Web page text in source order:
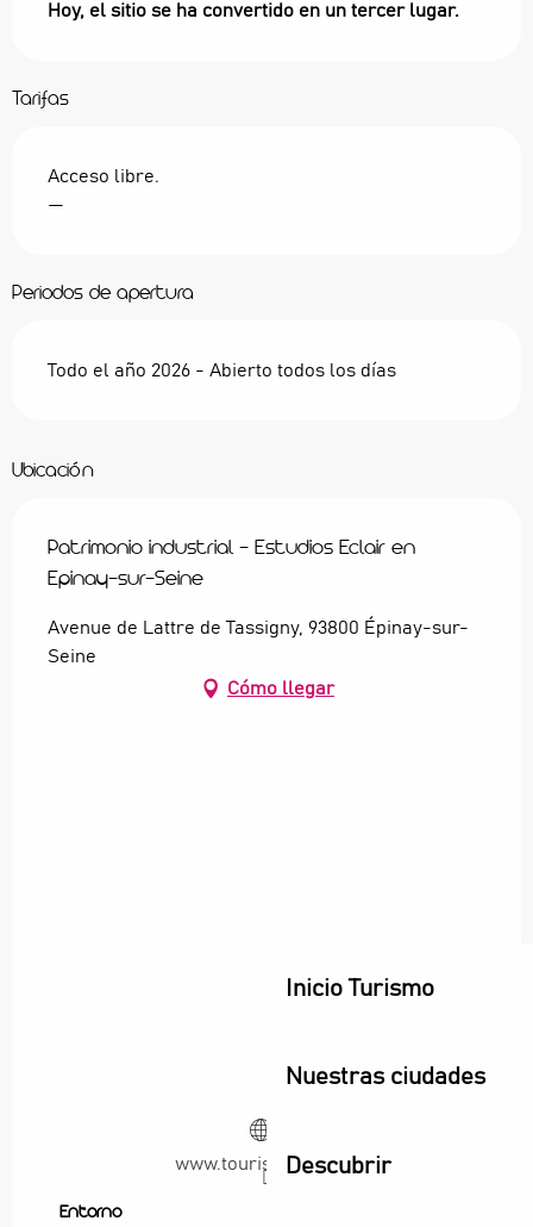
Inicio Turismo
Nuestras ciudades
Descubrir
Hoy, el sitio se ha convertido en un tercer lugar.
Tarifas
Acceso libre.
—
Periodos de apertura
Todo el año 2026 - Abierto todos los días
Ubicación
Patrimonio industrial - Estudios Eclair en
Epinay-sur-Seine
Avenue de Lattre de Tassigny, 93800 Épinay-sur-
Seine
Cómo llegar
www.tourisme93.com
Entorno
Entorno